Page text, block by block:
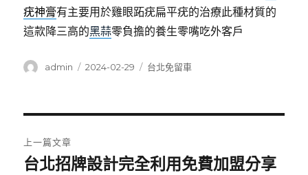
疣神膏有主要用於雞眼跖疣扁平疣的治療此種材質的
這款降三高的黑蒜零負擔的養生零嘴吃外客戶
作
admin
發
2024-02-29
分
台北免留車
章
上一篇文章
上
台北招牌設計完全利用免費加盟分享